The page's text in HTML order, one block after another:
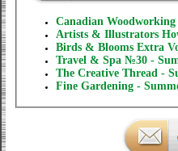
Canadian
Artists & Illustrators
Birds & Blooms Extra
Travel & Spa №30 -
The Creative Thread -
Fine Gardening -